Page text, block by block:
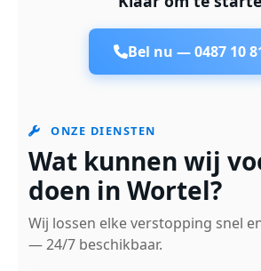
Bel nu —0487 10
ONZE DIENSTEN
Wat kunnen wij
doen in Wortel?
Wij lossen elke verstopping snel
— 24/7 beschikbaar.